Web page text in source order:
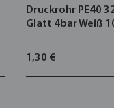
Druckrohr PE40
Glatt 4bar Weiß
1,30 €